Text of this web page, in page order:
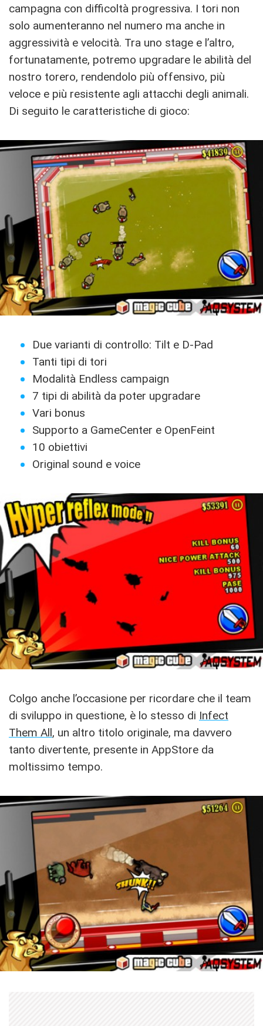
campagna con difficoltà progressiva. I tori non
solo aumenteranno nel numero ma anche in
aggressività e velocità. Tra uno stage e l’altro,
fortunatamente, potremo upgradare le abilità del
nostro torero, rendendolo più offensivo, più
veloce e più resistente agli attacchi degli animali.
Di seguito le caratteristiche di gioco:
Due varianti di controllo: Tilt e D-Pad
Tanti tipi di tori
Modalità Endless campaign
7 tipi di abilità da poter upgradare
Vari bonus
Supporto a GameCenter e OpenFeint
10 obiettivi
Original sound e voice
Colgo anche l’occasione per ricordare che il team
di sviluppo in questione, è lo stesso di Infect
Them All, un altro titolo originale, ma davvero
tanto divertente, presente in AppStore da
moltissimo tempo.